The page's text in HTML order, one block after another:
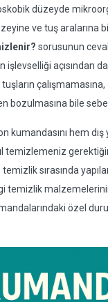
düzeyde
ve tuş aralarına
sorusunun
işlevselliği açısından
çalışmamasına,
bozulmasına bile
kumandasını hem
temizlemeniz
sırasında
temizlik
özel